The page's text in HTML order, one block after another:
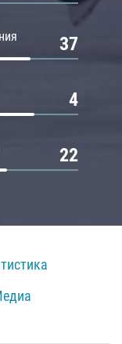
37
4
22